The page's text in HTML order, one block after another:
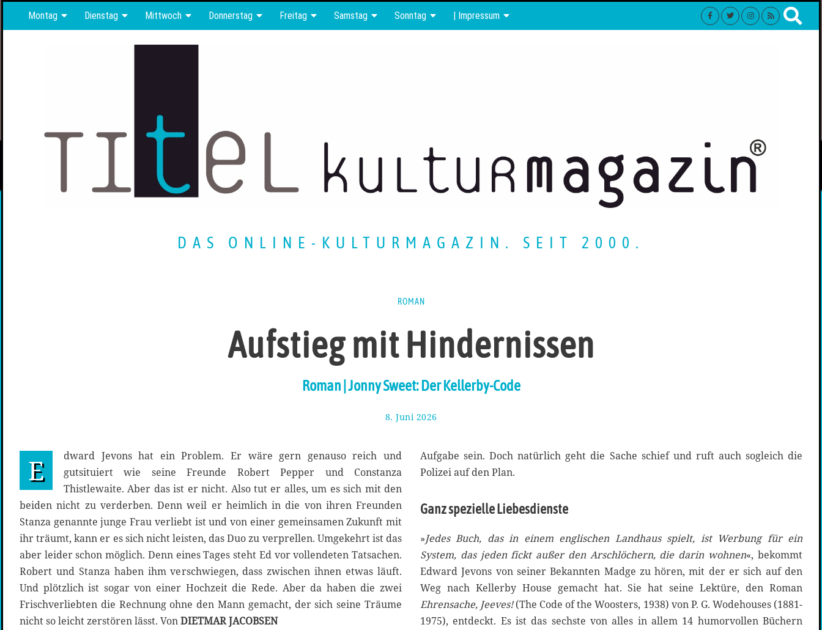
Montag Dienstag Mittwoch Donnerstag Freitag Samstag Sonntag | Impressum
DAS ONLINE-KULTURMAGAZIN. SEIT 2000.
ROMAN
Aufstieg mit Hindernissen
Roman | Jonny Sweet: Der Kellerby-Code
8. Juni 2026
J
u
n
0
6
E
dward Jevons hat ein Problem. Er wäre gern genauso reich und
gutsituiert wie seine Freunde Robert Pepper und Constanza
Thistlewaite. Aber das ist er nicht. Also tut er alles, um es sich mit den
beiden nicht zu verderben. Denn weil er heimlich in die von ihren Freunden
Stanza genannte junge Frau verliebt ist und von einer gemeinsamen Zukunft mit
ihr träumt, kann er es sich nicht leisten, das Duo zu verprellen. Umgekehrt ist das
aber leider schon möglich. Denn eines Tages steht Ed vor vollendeten Tatsachen.
Robert und Stanza haben ihm verschwiegen, dass zwischen ihnen etwas läuft.
Und plötzlich ist sogar von einer Hochzeit die Rede. Aber da haben die zwei
Frischverliebten die Rechnung ohne den Mann gemacht, der sich seine Träume
nicht so leicht zerstören lässt. VonDIETMAR JACOBSEN
Aufgabe sein. Doch natürlich geht die Sache schief und ruft auch sogleich die
Polizei auf den Plan.
Ganz spezielle Liebesdienste
»Jedes Buch, das in einem englischen Landhaus spielt, ist Werbung für ein
System, das jeden fickt außer den Arschlöchern, die darin wohnen«, bekommt
Edward Jevons von seiner Bekannten Madge zu hören, mit der er sich auf den
Weg nach Kellerby House gemacht hat. Sie hat seine Lektüre, den Roman
Ehrensache, Jeeves!(The Code of the Woosters, 1938) von P. G. Wodehouses (1881-
1975), entdeckt. Es ist das sechste von alles in allem 14 humorvollen Büchern